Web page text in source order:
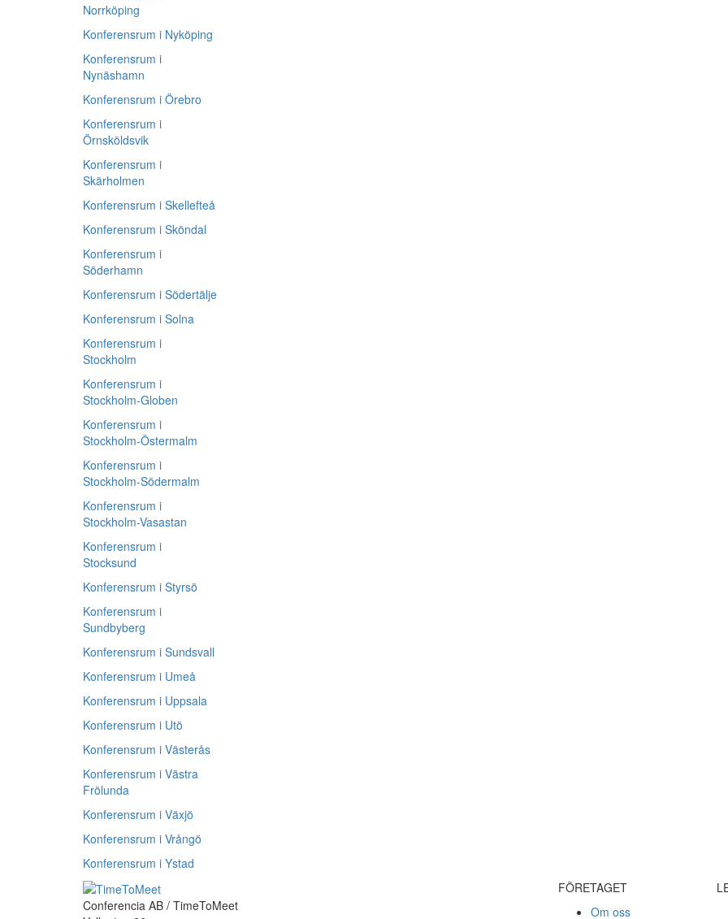
Norrköping
Konferensrum i Nyköping
Konferensrum i
Nynäshamn
Konferensrum i Örebro
Konferensrum i
Örnsköldsvik
Konferensrum i
Skärholmen
Konferensrum i Skellefteå
Konferensrum i Sköndal
Konferensrum i
Söderhamn
Konferensrum i Södertälje
Konferensrum i Solna
Konferensrum i
Stockholm
Konferensrum i
Stockholm-Globen
Konferensrum i
Stockholm-Östermalm
Konferensrum i
Stockholm-Södermalm
Konferensrum i
Stockholm-Vasastan
Konferensrum i
Stocksund
Konferensrum i Styrsö
Konferensrum i
Sundbyberg
Konferensrum i Sundsvall
Konferensrum i Umeå
Konferensrum i Uppsala
Konferensrum i Utö
Konferensrum i Västerås
Konferensrum i Västra
Frölunda
Konferensrum i Växjö
Konferensrum i Vrångö
Konferensrum i Ystad
Conferencia AB / TimeToMeet
FÖRETAGET
Om oss